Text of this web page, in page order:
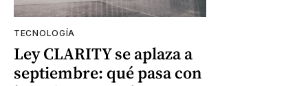
TECNOLOGÍA
Ley CLARITY se aplaza a
septiembre: qué pasa con